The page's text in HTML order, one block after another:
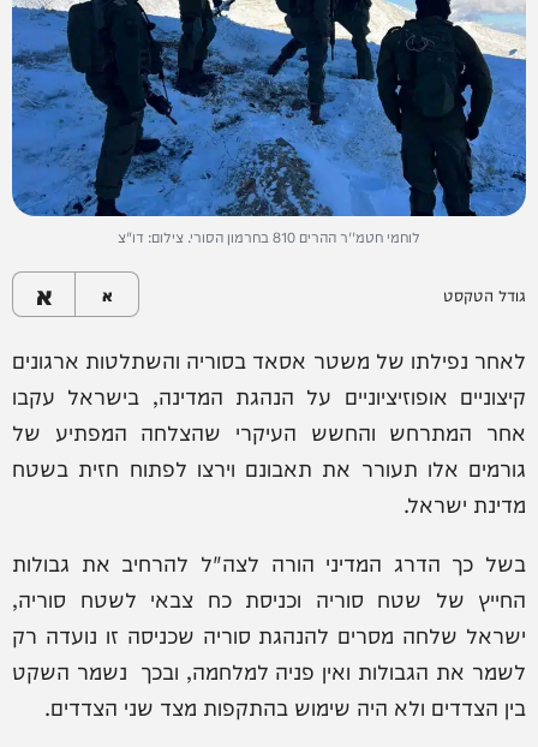
לוחמי חטמ''ר ההרים 810 בחרמון הסורי. צילום: דו"צ
גודל הטקסט א א
לאחר נפילתו של משטר אסאד בסוריה והשתלטות ארגונים
קיצוניים אופוזיציוניים על הנהגת המדינה, בישראל עקבו
אחר המתרחש והחשש העיקרי שהצלחה המפתיע של
גורמים אלו תעורר את תאבונם וירצו לפתוח חזית בשטח
מדינת ישראל.
בשל כך הדרג המדיני הורה לצה"ל להרחיב את גבולות
החייץ של שטח סוריה וכניסת כח צבאי לשטח סוריה,
ישראל שלחה מסרים להנהגת סוריה שכניסה זו נועדה רק
לשמר את הגבולות ואין פניה למלחמה, ובכך נשמר השקט
בין הצדדים ולא היה שימוש בהתקפות מצד שני הצדדים.